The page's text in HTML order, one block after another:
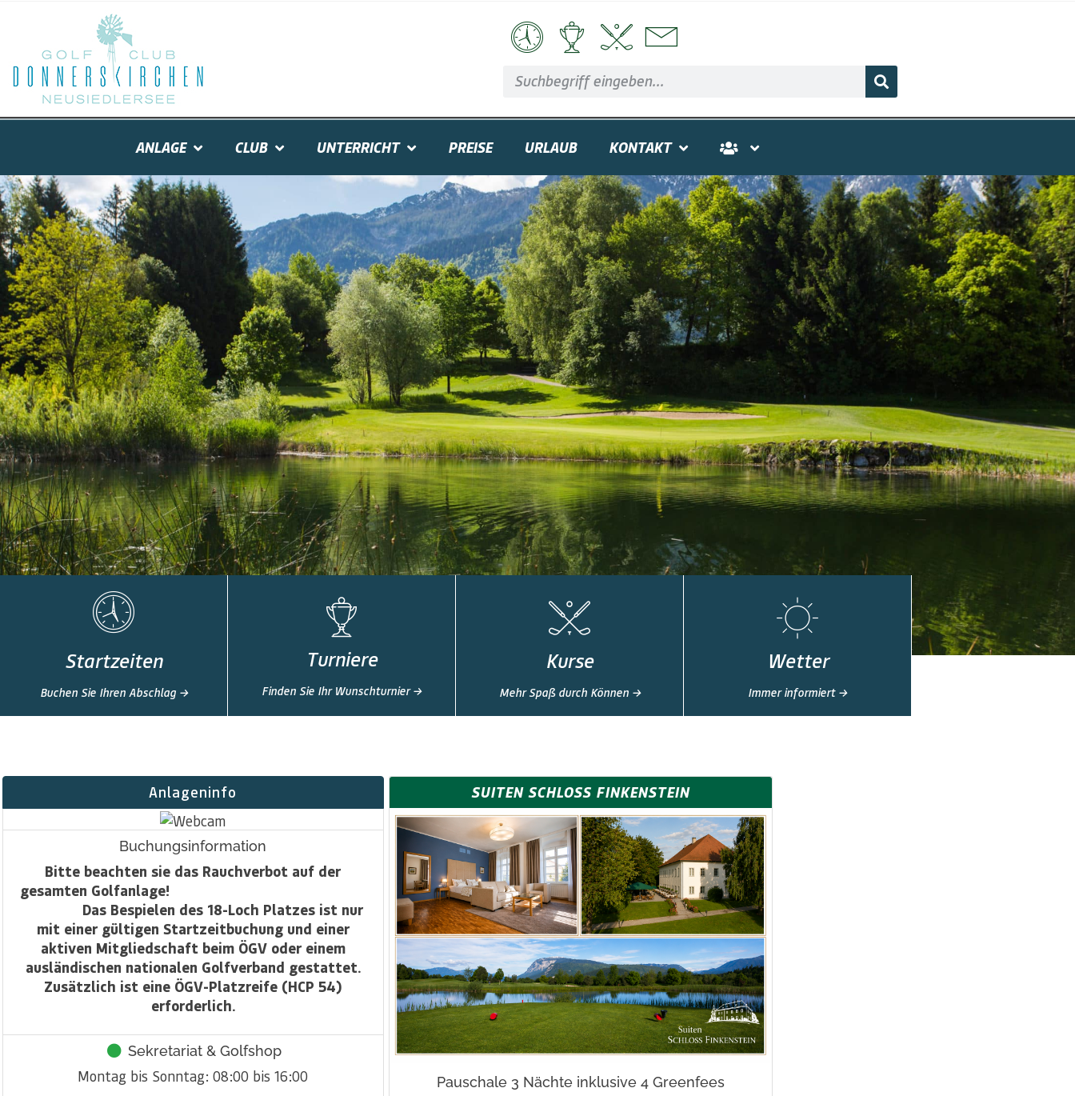
ANLAGE CLUB UNTERRICHT PREISE URLAUB KONTAKT
Startzeiten
Buchen Sie Ihren Abschlag →
Turniere
Finden Sie Ihr Wunschturnier →
Kurse
Mehr Spaß durch Können →
Wetter
Immer informiert →
Anlageninfo
Buchungsinformation
Bitte beachten sie das Rauchverbot auf der
gesamten Golfanlage!
Das Bespielen des 18-Loch Platzes ist nur
mit einer gültigen Startzeitbuchung und einer
aktiven Mitgliedschaft beim ÖGV oder einem
ausländischen nationalen Golfverband gestattet.
Zusätzlich ist eine ÖGV-Platzreife (HCP 54)
erforderlich.
Sekretariat & Golfshop
Montag bis Sonntag: 08:00 bis 16:00
SUITEN SCHLOSS FINKENSTEIN
Pauschale 3 Nächte inklusive 4 Greenfees